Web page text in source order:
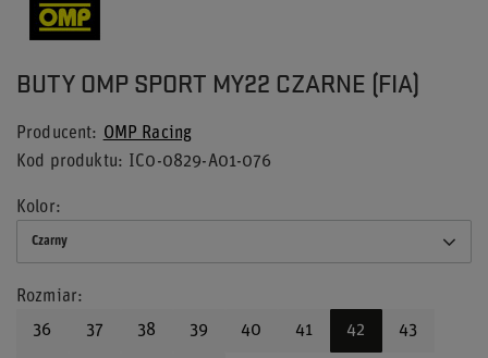
BUTY OMP SPORT MY22 CZARNE (FIA)
Producent
OMP Racing
Kod produktu
IC0-0829-A01-076
Kolor
Czarny
Rozmiar
36
37 38 39 40 41 42 43